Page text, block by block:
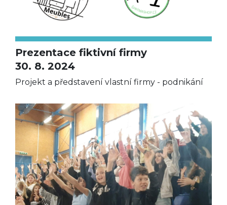
Prezentace fiktivní firmy
30. 8. 2024
Projekt a představení vlastní firmy - podnikání